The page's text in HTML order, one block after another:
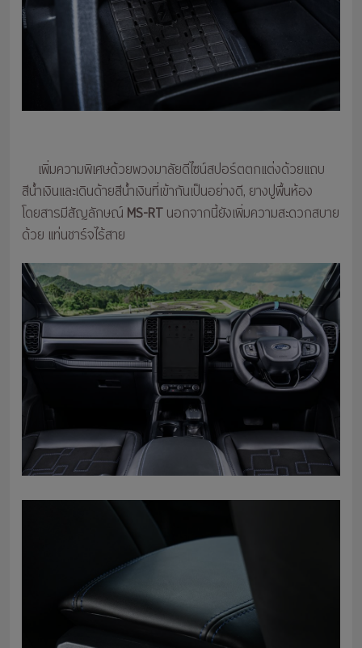
เพิ่มความพิเศษด้วยพวงมาลัยดีไซน์สปอร์ตตกแต่งด้วยแถบ
สีน้ำเงินและเดินด้ายสีน้ำเงินที่เข้ากันเป็นอย่างดี, ยางปูพื้นห้อง
โดยสารมีสัญลักษณ์ MS-RTนอกจากนี้ยังเพิ่มความสะดวกสบาย
ด้วย แท่นชาร์จไร้สาย